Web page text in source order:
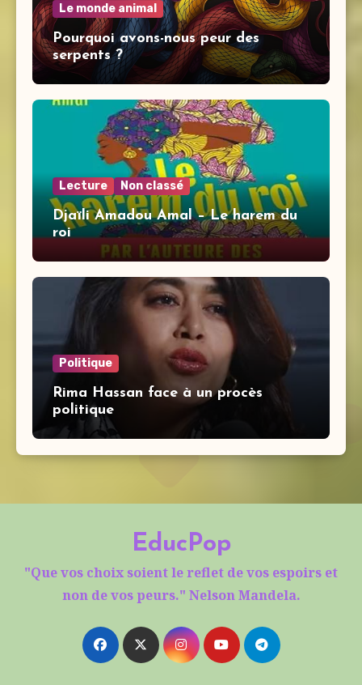
Le monde animal
Pourquoi avons-nous peur des
serpents ?
Lecture Non classé
Djaïli Amadou Amal – Le harem du
roi
Politique
Rima Hassan face à un procès
politique
EducPop
"Que vos choix soient le reflet de vos espoirs et
non de vos peurs." Nelson Mandela.